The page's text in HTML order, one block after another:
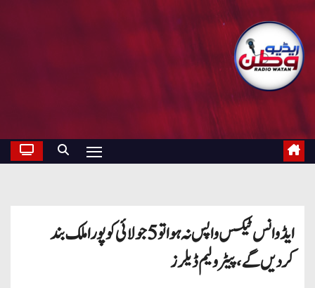
ایڈوانس ٹیکس واپس نہ ہوا تو 5 جولائی کو پورا ملک بند
کردیں گے، پیٹرولیم ڈیلرز